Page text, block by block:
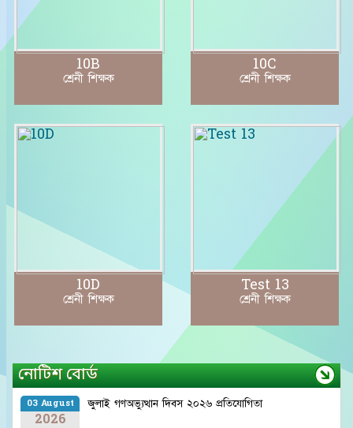
10B
শ্রেনী শিক্ষক
10C
শ্রেনী শিক্ষক
10D
শ্রেনী শিক্ষক
Test 13
শ্রেনী শিক্ষক
নোটিশ বোর্ড
03 August
2026
জুলাই গণঅভ্যুত্থান দিবস ২০২৬ প্রতিযোগিতা